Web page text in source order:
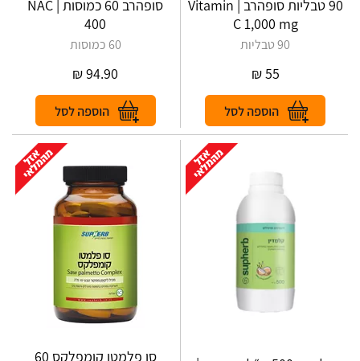
90 טבליות סופהרב | Vitamin
C 1,000 mg
90 טבליות
55
₪
סופהרב 60 כמוסות | NAC
400
60 כמוסות
94.90
₪
סו פלמטו קומפלקס 60